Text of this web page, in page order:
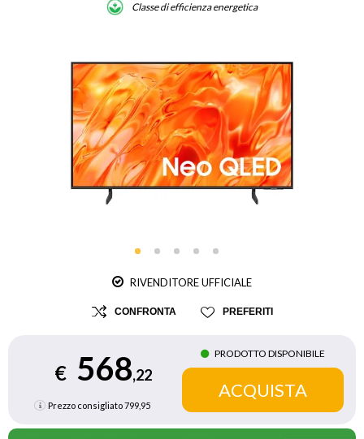
Classe di efficienza energetica
RIVENDITORE UFFICIALE
CONFRONTA PREFERITI
€ 568,22
Prezzo consigliato799,95
PRODOTTO DISPONIBILE